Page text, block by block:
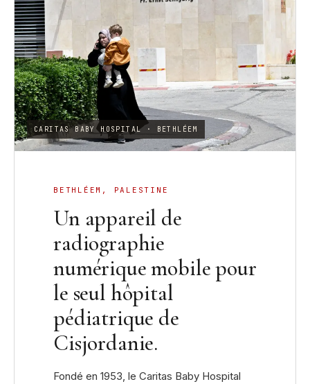
CARITAS BABY HOSPITAL · BETHLÉEM
BETHLÉEM, PALESTINE
Un appareil de
radiographie
numérique mobile pour
le seul hôpital
pédiatrique de
Cisjordanie.
Fondé en 1953, le Caritas Baby Hospital